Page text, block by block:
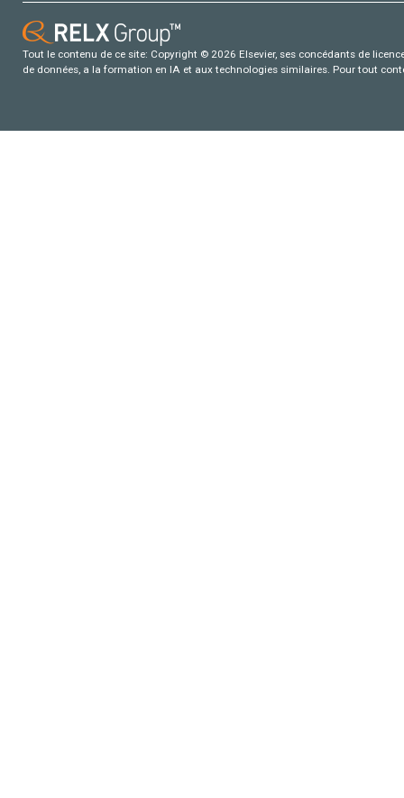
Tout le contenu de ce site: Copyright © 2026 Elsevier, ses concédants de
de données, a la formation en IA et aux technologies similaires. Pour tout